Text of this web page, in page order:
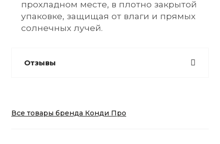
прохладном месте, в плотно закрытой
упаковке, защищая от влаги и прямых
солнечных лучей.
Отзывы
Все товары бренда Конди Про